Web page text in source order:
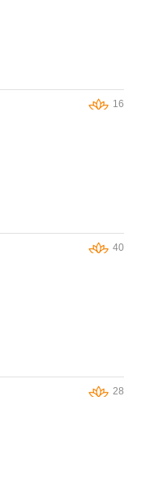
16
40
28